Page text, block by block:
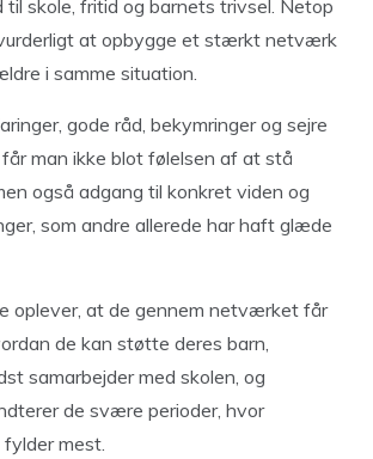
til skole, fritid og barnets trivsel. Netop
at opbygge et stærkt netværk
i samme situation.
gode råd, bekymringer og sejre
man ikke blot følelsen af at stå
også adgang til konkret viden og
som andre allerede har haft glæde
oplever, at de gennem netværket får
de kan støtte deres barn,
samarbejder med skolen, og
de svære perioder, hvor
mest.